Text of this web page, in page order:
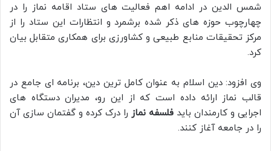
شمس الدین در ادامه اهم فعالیت‌ های ستاد اقامه نماز را در
چهارچوب حوزه‌ های ذکر شده برشمرد و انتظارات این ستاد را از
مرکز تحقیقات منابع طبیعی و کشاورزی برای همکاری متقابل بیان
کرد.
وی افزود: دین اسلام به عنوان کامل‌ ترین دین، برنامه‌ ای جامع در
قالب نماز ارائه داده است که از این رو، مدیران دستگاه های
اجرایی و کارمندان باید فلسفه نماز را درک کرده و گفتمان‌ سازی آن
را در جامعه آغاز کنند.